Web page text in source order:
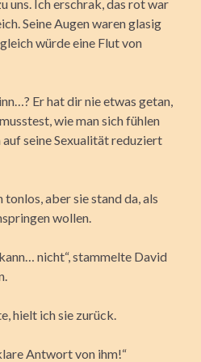
uns. Ich erschrak, das rot war
Seine Augen waren glasig
würde eine Flut von
Er hat dir nie etwas getan,
wie man sich fühlen
auf seine Sexualität reduziert
tonlos, aber sie stand da, als
wollen.
nicht“, stammelte David
hielt ich sie zurück.
Antwort von ihm!“